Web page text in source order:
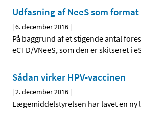
Udfasning af NeeS som
|6. december 2016 |
På baggrund af et stigende antal
eCTD/VNeeS, som den er skitseret i
Sådan virker HPV-vaccinen
|2. december 2016 |
Lægemiddelstyrelsen har lavet en ny